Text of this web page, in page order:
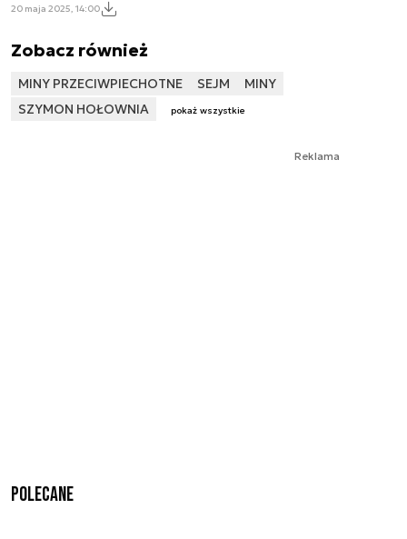
20 maja 2025, 14:00
Zobacz również
MINY PRZECIWPIECHOTNE SEJM
MINY
SZYMON HOŁOWNIA
pokaż wszystkie
Reklama
Polecane